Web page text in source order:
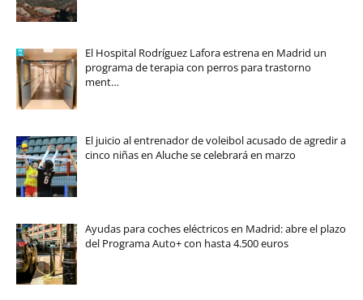
El Hospital Rodríguez Lafora estrena en Madrid un
programa de terapia con perros para trastorno
ment…
El juicio al entrenador de voleibol acusado de agredir a
cinco niñas en Aluche se celebrará en marzo
Ayudas para coches eléctricos en Madrid: abre el plazo
del Programa Auto+ con hasta 4.500 euros